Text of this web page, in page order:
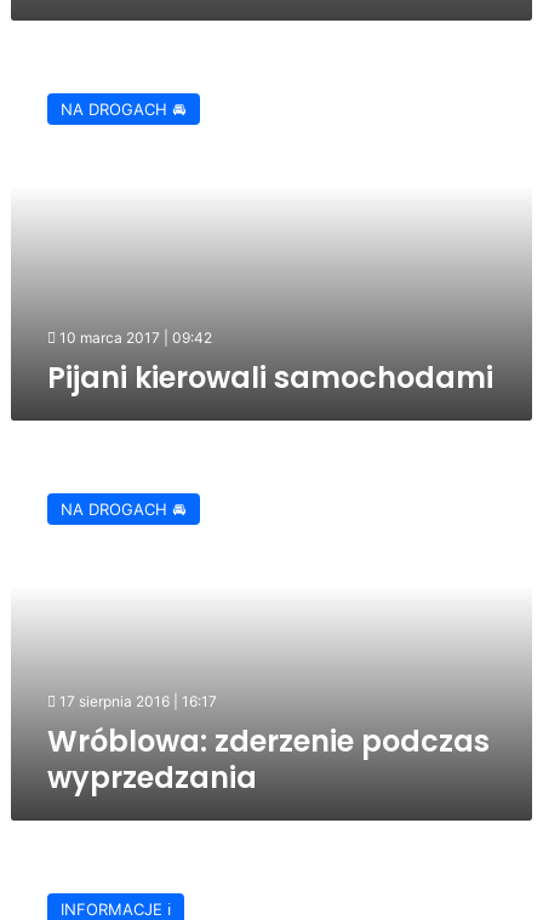
kierowali
samochodami
NA DROGACH 🚘
10 marca 2017 | 09:42
Pijani kierowali samochodami
zderzenie
podczasNA DROGACH 🚘
17 sierpnia 2016 | 16:17
Wróblowa: zderzenie podczas
wyprzedzania
„JASŁO
INFORMACJE ℹ️